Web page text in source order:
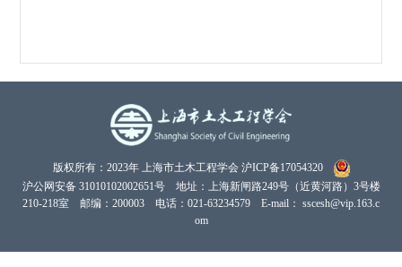
版权所有：2023年 上海市土木工程学会 沪ICP备17054320
沪公网安备 31010102002651号地址：上海新闸路249号（近黄河路）3号楼
210-218室 邮编：200003 电话：021-63234579 E-mail： sscesh@vip.163.c
om